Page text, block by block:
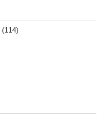
(114)